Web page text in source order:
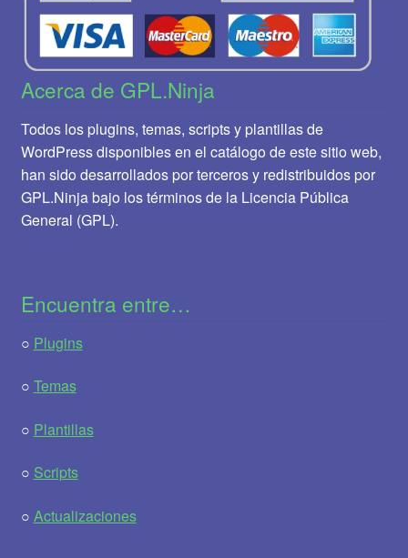
Acerca de GPL.Ninja
Todos los plugins, temas, scripts y plantillas de
WordPress disponibles en el catálogo de este sitio web,
han sido desarrollados por terceros y redistribuidos por
GPL.Ninja bajo los términos de la Licencia Pública
General (GPL).
Encuentra entre…
○ Plugins
○ Temas
○ Plantillas
○ Scripts
○ Actualizaciones